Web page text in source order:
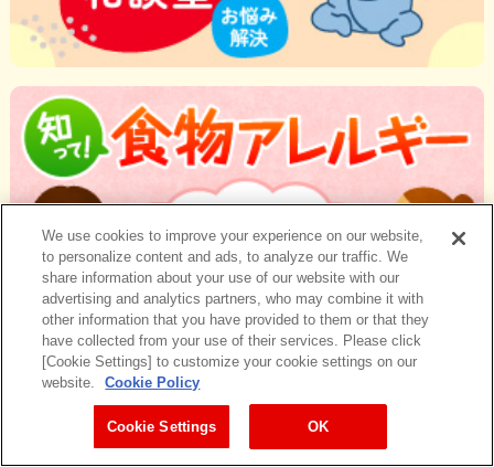
We use cookies to improve your experience on our website,
to personalize content and ads, to analyze our traffic. We
share information about your use of our website with our
advertising and analytics partners, who may combine it with
other information that you have provided to them or that they
have collected from your use of their services. Please click
[Cookie Settings] to customize your cookie settings on our
website.
Cookie Policy
Cookie Settings OK